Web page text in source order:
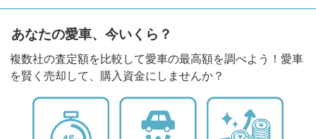
あなたの愛車、今いくら？
複数社の査定額を比較して愛車の最高額を調べよう！愛車
を賢く売却して、購入資金にしませんか？